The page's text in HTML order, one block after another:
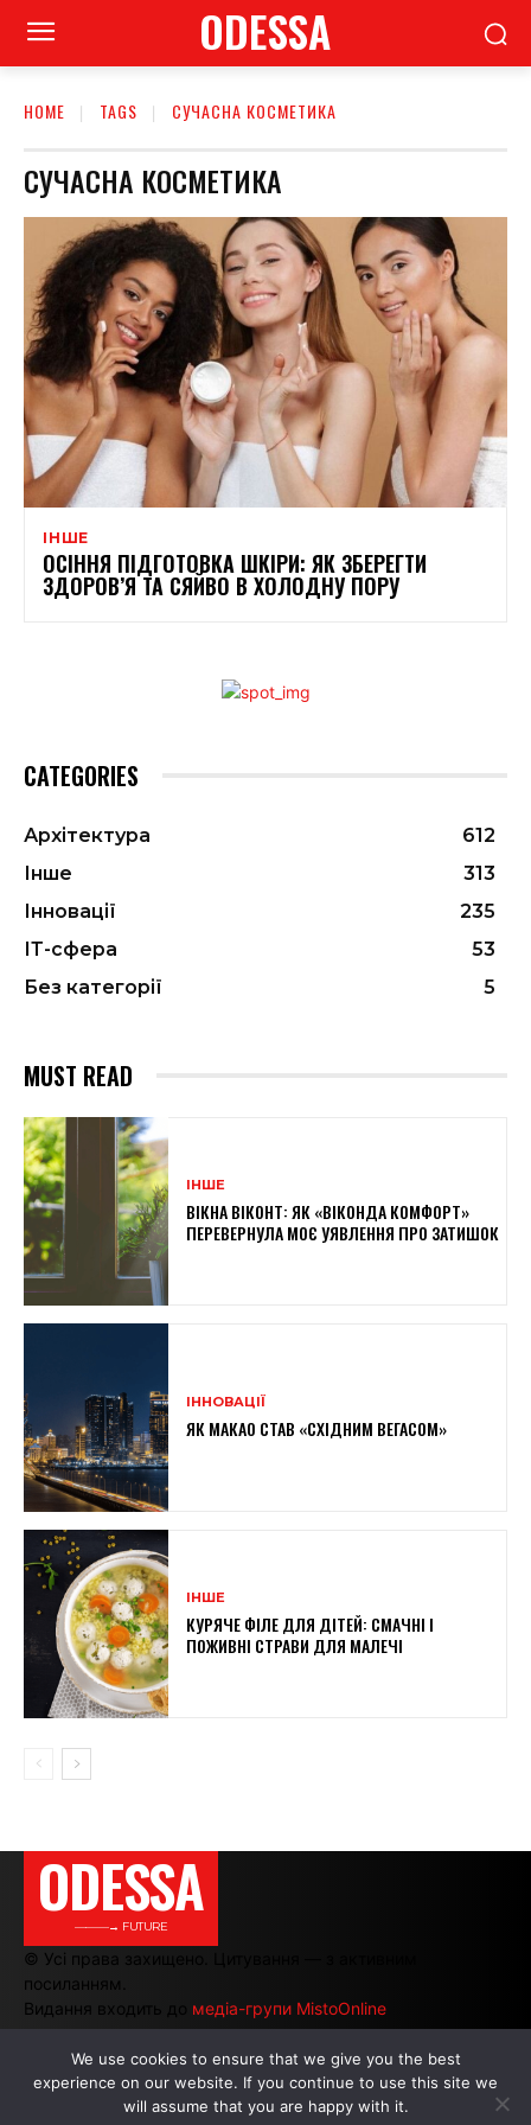
ODESSA
HOME TAGS СУЧАСНА КОСМЕТИКА
СУЧАСНА КОСМЕТИКА
ІНШЕ
ОСІННЯ ПІДГОТОВКА ШКІРИ: ЯК ЗБЕРЕГТИ
ЗДОРОВ’Я ТА СЯЙВО В ХОЛОДНУ ПОРУ
CATEGORIES
Архітектура
612
Інше
313
Інновації
235
ІТ-сфера
53
Без категорії
5
MUST READ
ІНШЕ
ВІКНА ВІКОНТ: ЯК «ВІКОНДА КОМФОРТ»
ПЕРЕВЕРНУЛА МОЄ УЯВЛЕННЯ ПРО ЗАТИШОК
ІННОВАЦІЇ
ЯК МАКАО СТАВ «СХІДНИМ ВЕГАСОМ»
ІНШЕ
КУРЯЧЕ ФІЛЕ ДЛЯ ДІТЕЙ: СМАЧНІ І
ПОЖИВНІ СТРАВИ ДЛЯ МАЛЕЧІ
ODESSA
———→ FUTURE
© Усі права захищено. Цитування — з активним
посиланням.
Видання входить до медіа-групи MistoOnline
АВТОРИ | РЕКЛАМА НА САЙТІ
We use cookies to ensure that we give you the best
experience on our website. If you continue to use this site we
will assume that you are happy with it.